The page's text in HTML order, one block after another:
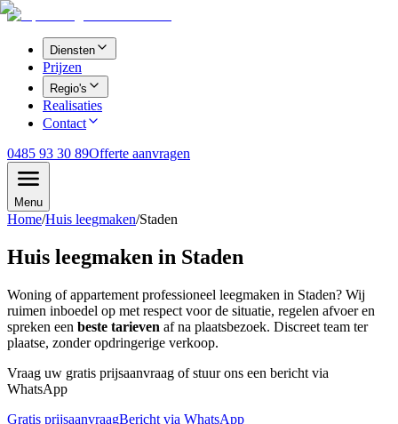
Diensten
Prijzen
Regio's
Realisaties
Contact
0485 93 30 89Offerte aanvragen
Menu
Home/Huis leegmaken/Staden
Huis leegmaken in Staden
Woning of appartement professioneel leegmaken in Staden? Wij
ruimen inboedel op met respect voor de situatie, regelen afvoer en
spreken een beste tarieven af na plaatsbezoek. Discreet team ter
plaatse, zonder opdringerige verkoop.
Vraag uw gratis prijsaanvraag of stuur ons een bericht via
WhatsApp
Gratis prijsaanvraagBericht via WhatsApp